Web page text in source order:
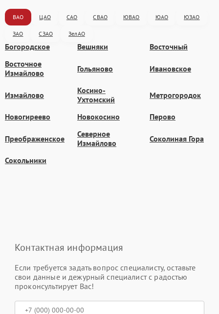
ВАО ЦАО САО СВАО ЮВАО ЮАО ЮЗАО
ЗАО СЗАО ЗелАО
Богородское Вешняки
Восточный
Восточное
Измайлово
Гольяново Ивановское
Измайлово
Косино-
Ухтомский
Метрогородок
Новогиреево Новокосино Перово
Преображенское
Северное
Измайлово
Соколиная Гора
Сокольники
Контактная информация
Если требуется задать вопрос специалисту, оставьте
свои данные и дежурный специалист с радостью
проконсультирует Вас!